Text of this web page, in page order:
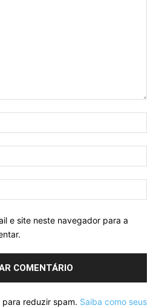
e site neste navegador para a
reduzir spam. Saiba como seus